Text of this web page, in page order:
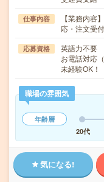
仕事内容
【業務内容
応・注文受
応募資格
英語力不要
お電話対応
未経験OK！
職場の雰囲気
年齢層
20代
気になる!